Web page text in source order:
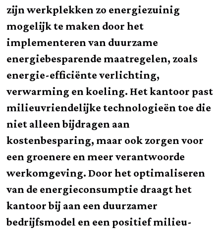
zijn werkplekken zo energiezuinig
mogelijk te maken door het
implementeren van duurzame
energiebesparende maatregelen, zoals
energie-efficiënte verlichting,
verwarming en koeling. Het kantoor past
milieuvriendelijke technologieën toe die
niet alleen bijdragen aan
kostenbesparing, maar ook zorgen voor
een groenere en meer verantwoorde
werkomgeving. Door het optimaliseren
van de energieconsumptie draagt het
kantoor bij aan een duurzamer
bedrijfsmodel en een positief milieu-